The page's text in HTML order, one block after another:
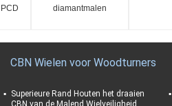
diamantmalen
CBN Wielen voor Woodturners
Superieure Rand Houten het draaien
CBN van de Malend Wielveiligheid